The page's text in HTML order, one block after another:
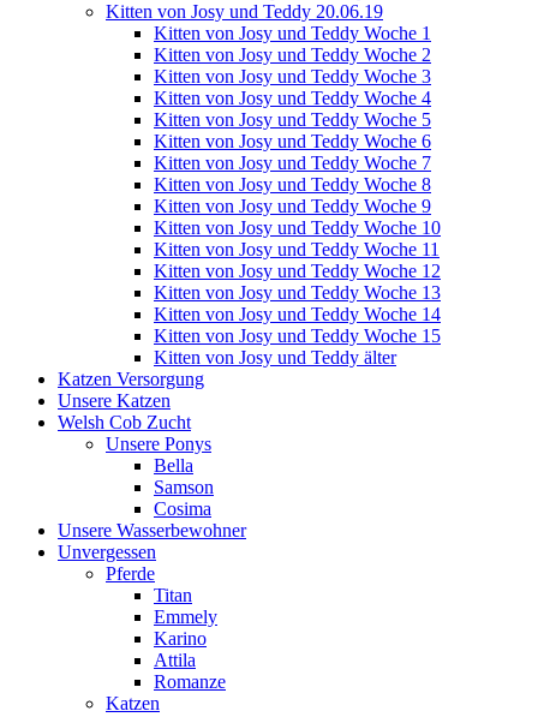
Kitten von Josy und Teddy 20.06.19
Kitten von Josy und Teddy Woche 1
Kitten von Josy und Teddy Woche 2
Kitten von Josy und Teddy Woche 3
Kitten von Josy und Teddy Woche 4
Kitten von Josy und Teddy Woche 5
Kitten von Josy und Teddy Woche 6
Kitten von Josy und Teddy Woche 7
Kitten von Josy und Teddy Woche 8
Kitten von Josy und Teddy Woche 9
Kitten von Josy und Teddy Woche 10
Kitten von Josy und Teddy Woche 11
Kitten von Josy und Teddy Woche 12
Kitten von Josy und Teddy Woche 13
Kitten von Josy und Teddy Woche 14
Kitten von Josy und Teddy Woche 15
Kitten von Josy und Teddy älter
Katzen Versorgung
Unsere Katzen
Welsh Cob Zucht
Unsere Ponys
Bella
Samson
Cosima
Unsere Wasserbewohner
Unvergessen
Pferde
Titan
Emmely
Karino
Attila
Romanze
Katzen